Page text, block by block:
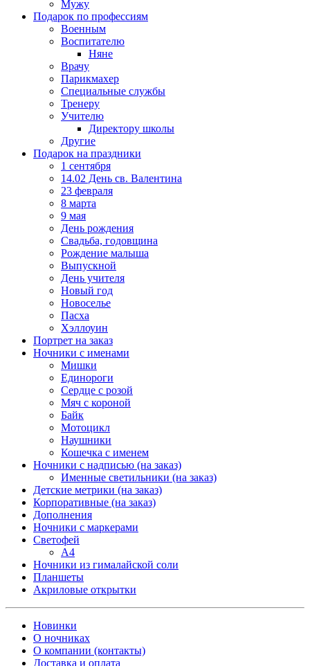
Мужу
Подарок по профессиям
Военным
Воспитателю
Няне
Врачу
Парикмахер
Специальные службы
Тренеру
Учителю
Директору школы
Другие
Подарок на праздники
1 сентября
14.02 День св. Валентина
23 февраля
8 марта
9 мая
День рождения
Свадьба, годовщина
Рождение малыша
Выпускной
День учителя
Новый год
Новоселье
Пасха
Хэллоуин
Портрет на заказ
Ночники с именами
Мишки
Единороги
Сердце с розой
Мяч с короной
Байк
Мотоцикл
Наушники
Кошечка с именем
Ночники с надписью (на заказ)
Именные светильники (на заказ)
Детские метрики (на заказ)
Корпоративные (на заказ)
Дополнения
Ночники с маркерами
Светофей
А4
Ночники из гималайской соли
Планшеты
Акриловые открытки
Новинки
О ночниках
О компании (контакты)
Доставка и оплата